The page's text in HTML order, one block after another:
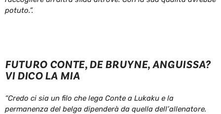
potuto.”.
FUTURO CONTE, DE BRUYNE, ANGUISSA?
VI DICO LA MIA
“Credo ci sia un filo che lega Conte a Lukaku e la
permanenza del belga dipenderà da quella dell’allenatore.